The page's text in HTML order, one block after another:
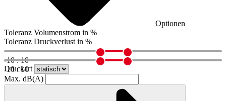
Optionen
Toleranz Volumenstrom in %
Toleranz Druckverlust in %
-10 : 10
-10 : 10
Druckart
Max. dB(A)